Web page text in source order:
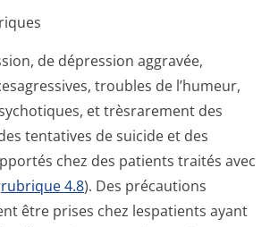
de dépression aggravée,
troubles de l’humeur,
et trèsrarement des
tentatives de suicide et des
chez des patients traités avec
rubrique 4.8). Des précautions
être prises chez lespatients ayant